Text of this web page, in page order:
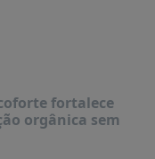
fortalece
orgânica sem